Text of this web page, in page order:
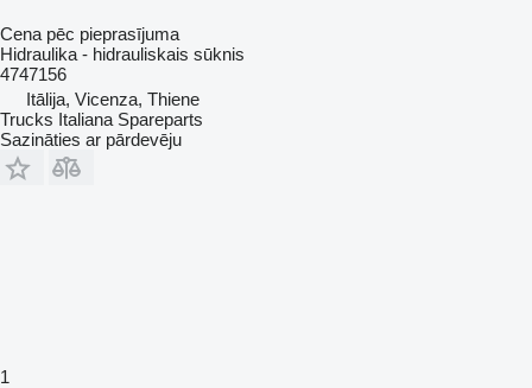
Cena pēc pieprasījuma
Hidraulika - hidrauliskais sūknis
4747156
Itālija, Vicenza, Thiene
Trucks Italiana Spareparts
Sazināties ar pārdevēju
1